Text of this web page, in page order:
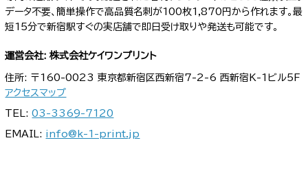
データ不要、簡単操作で高品質名刺が100枚1,870円から作れます。最
短15分で新宿駅すぐの実店舗で即日受け取りや発送も可能です。
運営会社: 株式会社ケイワンプリント
住所: 〒160-0023 東京都新宿区西新宿7-2-6 西新宿K-1ビル5F
アクセスマップ
TEL:03-3369-7120
EMAIL: info@k-1-print.jp